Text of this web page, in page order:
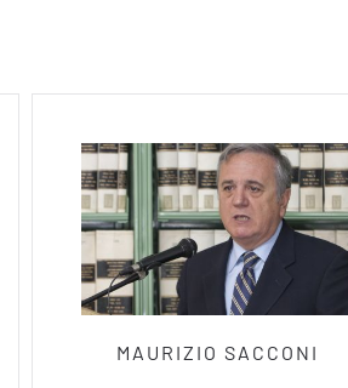
MAURIZIO SACCONI